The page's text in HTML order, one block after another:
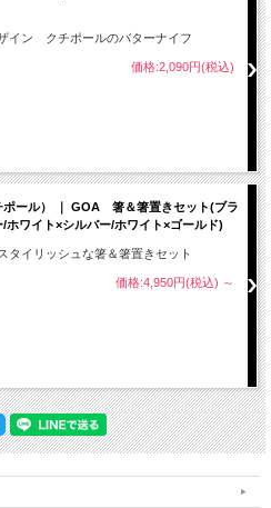
イン クチポールのバターナイフ
価格:2,090円(税込)
ール） ｜ GOA 箸＆箸置きセット(ブラ
/ホワイト×シルバー/ホワイト×ゴールド)
タイリッシュな箸＆箸置きセット
価格:4,950円(税込) ～